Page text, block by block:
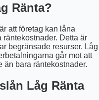
Ränta?
att företag kan låna
Detta är
begränsade resurser. Låg
går mot att
än bara räntekostnader.
Låg Ränta